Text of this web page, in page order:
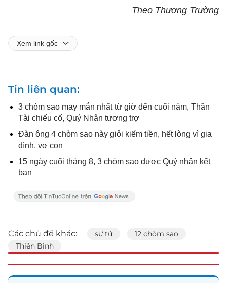
Theo Thương Trường
Xem link gốc
Tin liên quan
3 chòm sao may mắn nhất từ giờ đến cuối năm, Thần
Tài chiếu cố, Quý Nhân tương trợ
Đàn ông 4 chòm sao này giỏi kiếm tiền, hết lòng vì gia
đình, vợ con
15 ngày cuối tháng 8, 3 chòm sao được Quý nhân kết
bạn
Các chủ đề khác: sư tử
12 chòm sao
Thiên Bình